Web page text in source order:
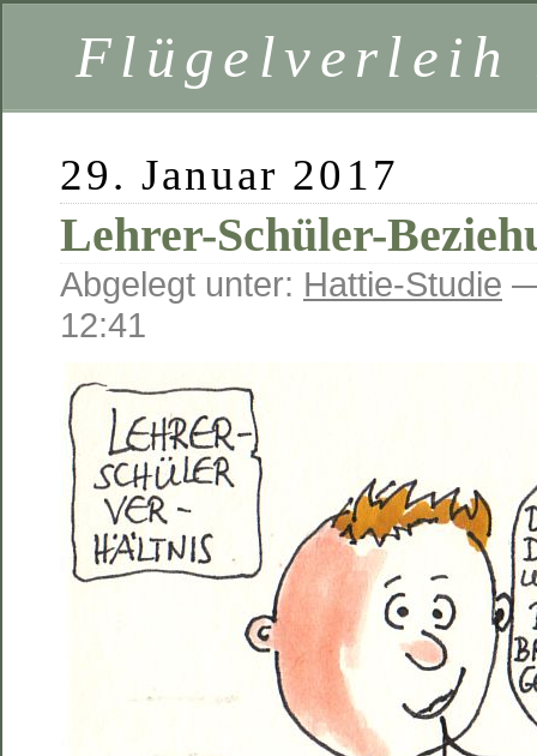
Flügelverleih
29. Januar 2017
Lehrer-Schüler-
Abgelegt unter: Hattie-Studie
12:41